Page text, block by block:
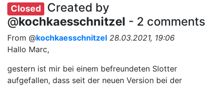
Closed
Created by
@kochkaesschnitzel - 2 comments
From @kochkaesschnitzel 28.03.2021, 19:06
Hallo Marc,
gestern ist mir bei einem befreundeten Slotter
aufgefallen, dass seit der neuen Version bei der